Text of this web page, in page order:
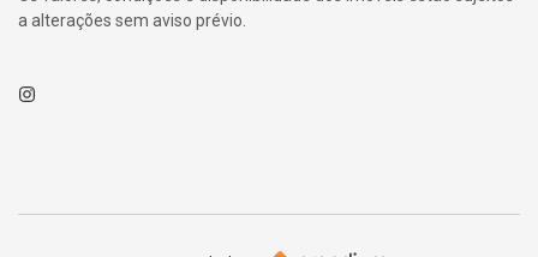
a alterações sem aviso prévio.
Instagram